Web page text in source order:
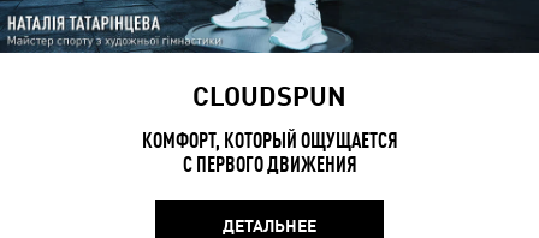
CLOUDSPUN
КОМФОРТ, КОТОРЫЙ ОЩУЩАЕТСЯ
С ПЕРВОГО ДВИЖЕНИЯ
ДЕТАЛЬНЕЕ